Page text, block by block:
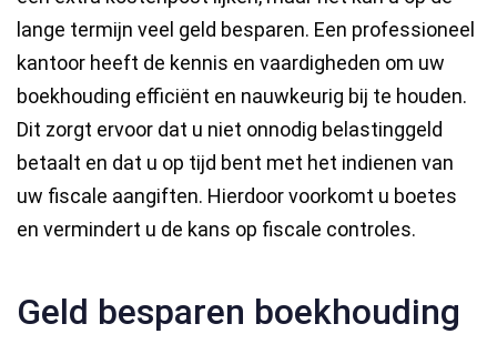
lange termijn veel geld besparen. Een professioneel
kantoor heeft de kennis en vaardigheden om uw
boekhouding efficiënt en nauwkeurig bij te houden.
Dit zorgt ervoor dat u niet onnodig belastinggeld
betaalt en dat u op tijd bent met het indienen van
uw fiscale aangiften. Hierdoor voorkomt u boetes
en vermindert u de kans op fiscale controles.
Geld besparen boekhouding